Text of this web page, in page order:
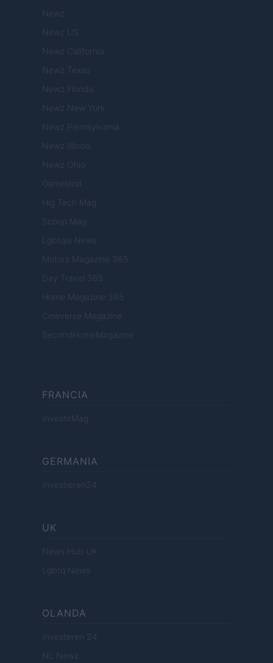
Newz
Newz US
Newz California
Newz Texas
Newz Florida
Newz New York
Newz Pennsylvania
Newz Illinois
Newz Ohio
Gameland
Hig Tech Mag
Scoop Mag
Lgbtqia News
Motors Magazine 365
Day Travel 365
Home Magazine 365
Cineverse Magazine
SecondHomeMagazine
FRANCIA
InvestirMag
GERMANIA
Investieren24
UK
News Hub UK
Lgbtq News
OLANDA
Investeren 24
NL Newz